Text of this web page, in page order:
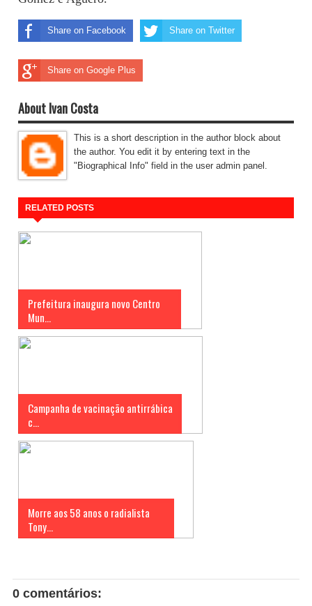
Share on Facebook Share on Twitter
Share on Google Plus
About Ivan Costa
This is a short description in the author block about
the author. You edit it by entering text in the
"Biographical Info" field in the user admin panel.
RELATED POSTS
Prefeitura inaugura novo Centro
Mun...
Campanha de vacinação antirrábica
c...
Morre aos 58 anos o radialista
Tony...
0 comentários: